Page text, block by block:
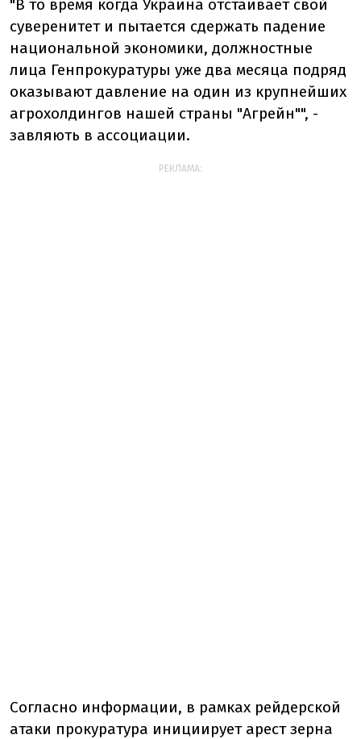
"В то время когда Украина отстаивает свой ​​
суверенитет и пытается сдержать падение
национальной экономики, должностные
лица Генпрокуратуры уже два месяца подряд
оказывают давление на один из крупнейших
агрохолдингов нашей страны "Агрейн"", -
завляють в ассоциации.
РЕКЛАМА:
Согласно информации, в рамках рейдерской
атаки прокуратура инициирует арест зерна